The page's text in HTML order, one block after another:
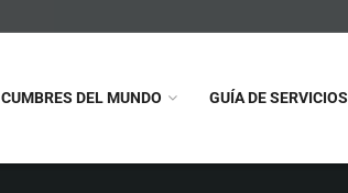
CUMBRES DEL MUNDO GUÍA DE SERVICIOS